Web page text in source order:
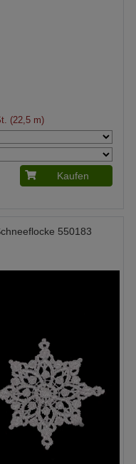
(22,5 m)
Kaufen
550183